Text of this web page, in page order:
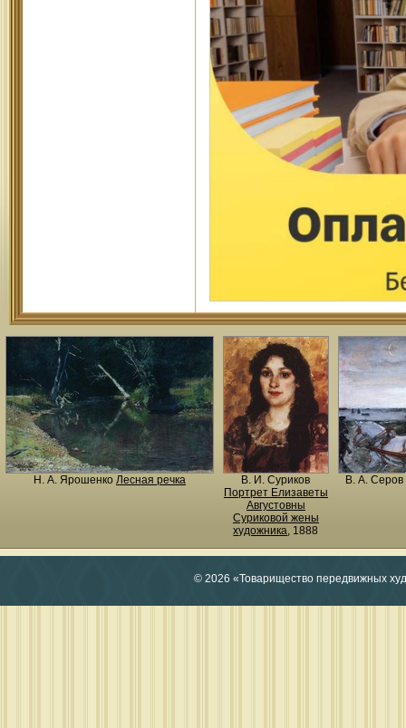
Н. A. Ярошенко Лесная речка
В. И. Суриков
Портрет Елизаветы
Августовны
Суриковой жены
художника, 1888
В. А. Серов
© 2026 «Товарищество передвижных